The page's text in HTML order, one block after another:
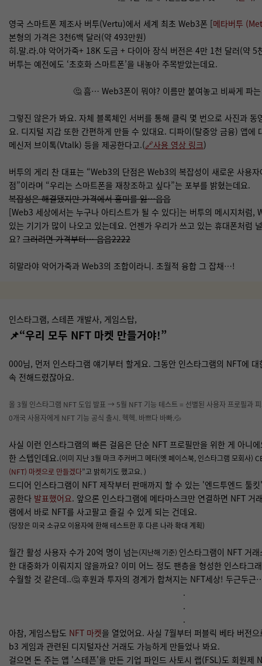
영국 스마트폰 제조사 버투(Vertu)에서 세계 최초 Web3폰 [메타버투
본형의 가격은 3천6백 달러(약 493만원)
히.말.라.야 악어가죽+ 18K 도금 + 다이아 장식 버전은 4만 1천 달러(약 5
버투는 예전에도 ‘초호화 스마트폰’을 내놓아 주목받았는데요.
🤔 흠… Web3폰이 뭐야? 이름만 붙여놓고 비싸게 파
그렇진 않은가 봐요. 자체 블록체인 서버를 통해 클릭 몇 번으로 사진과 동
요. 디지털 지갑 또한 간편하게 만들 수 있대요. 디파이(탈중앙 금융) 앱에
메신저 브이톡(Vtalk) 등을 제공한다고.(🔗사용 영상 링크)
버투의 게리 찬 대표는 “Web3의 단점은 Web3의 복잡성이 새로운 사용
점”이라며 “우리는 스마트폰을 재창조하고 싶다”는 포부를 밝혔는데요.
복잡성은 해결됐지만 가격에서 흥미를 잃…읍읍
[Web3 세상에서는 누구나 아티스트가 될 수 있다]는 버투의 메시지처럼,
있는 기기가 많이 나오고 있는데요. 언젠가 우리가 쓰고 있는 휴대폰처럼
요? 그러려면 가격부터… 읍읍2222
히말라야 악어가죽과 Web3의 조합이라니. 초월적 융합 그 잡채…!
인스타그램, 스테픈 개발사, 게임스탑,
📌“우리 모두 NFT 마켓 만들거야!”
000님, 먼저 인스타그램 얘기부터 할게요. 그동안 인스타그램의 NFT에
속 전해드렸잖아요.
올 3월 인스타그램 NFT 도입 발표 → 5월 NFT 기능 테스트 = 선별된 사용자 프로필과
0개국 사용자에게 NFT 기능 공식 출시. 헥헥. 바쁘다 바빠.💦
사실 이런 인스타그램의 빠른 걸음은 단순 NFT 프로필만을 위한 게 아니
한 스텝인데요.(이미 지난 3월 마크 주커버그 메타(옛 페이스북, 인스타그램 모회사)
(NFT) 마켓으로 만들겠다”고 밝히기도 했고요. )
드디어 인스타그램이 NFT 제작부터 판매까지 할 수 있는 '엔드투엔드
공한다 발표했어요. 앞으론 인스타그램에 메타마스크만 연결하면 NFT 거
램에서 바로 NFT를 사고팔고 즐길 수 있게 되는 건데요.
(당장은 미국 소규모 이용자에 한해 테스트한 후 다른 나라 확대 계획)
월간 활성 사용자 수가 20억 명이 넘는(지난해 기준) 인스타그램이 NFT 거
한 대중화가 이뤄지지 않을까요? 이미 어느 정도 팬층을 형성한 인스타그
수월할 것 같은데..🤔 후원과 투자의 경계가 합쳐지는 NFT세상! 두근두
.
.
.
아참, 게임스탑도 NFT 마켓을 열었어요. 사실 7월부터 퍼블릭 베타 버전
b3 게임과 관련된 디지털자산 거래도 가능하게 만들었나 봐요.
걸으면 돈 주는 앱 '스테픈'을 만든 기업 파인드 사토시 랩(FSL)도 회원제